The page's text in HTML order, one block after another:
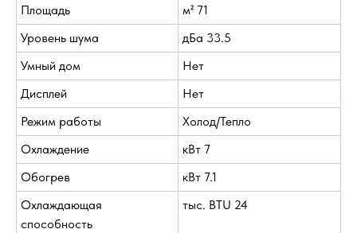
Площадь
м² 71
Уровень шума
дБа 33.5
Умный дом
Нет
Дисплей
Нет
Режим работы
Холод/Тепло
Охлаждение
кВт 7
Обогрев
кВт 7.1
Охлаждающая
способность
тыс. BTU 24